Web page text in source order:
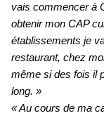
vais commencer à
obtenir mon CAP
établissements je
restaurant, chez
même si des fois il
long. »
« Au cours de ma